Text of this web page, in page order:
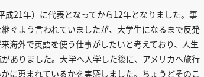
成21年）に代表となってから12年となりました。事
ぐよう言われていましたが、大学生になるまで反発
海外で英語を使う仕事がしたいと考えており、人生
ありました。大学へ入学した後に、アメリカへ旅行
に恵まれているかを実感しました。ちょうどそのこ